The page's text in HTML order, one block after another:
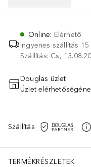
Online: Elérhető
Ingyenes szállítás
Szállítás: Cs,
Douglas üzlet
Üzlet
Szállítás
TERMÉKRÉSZLETEK